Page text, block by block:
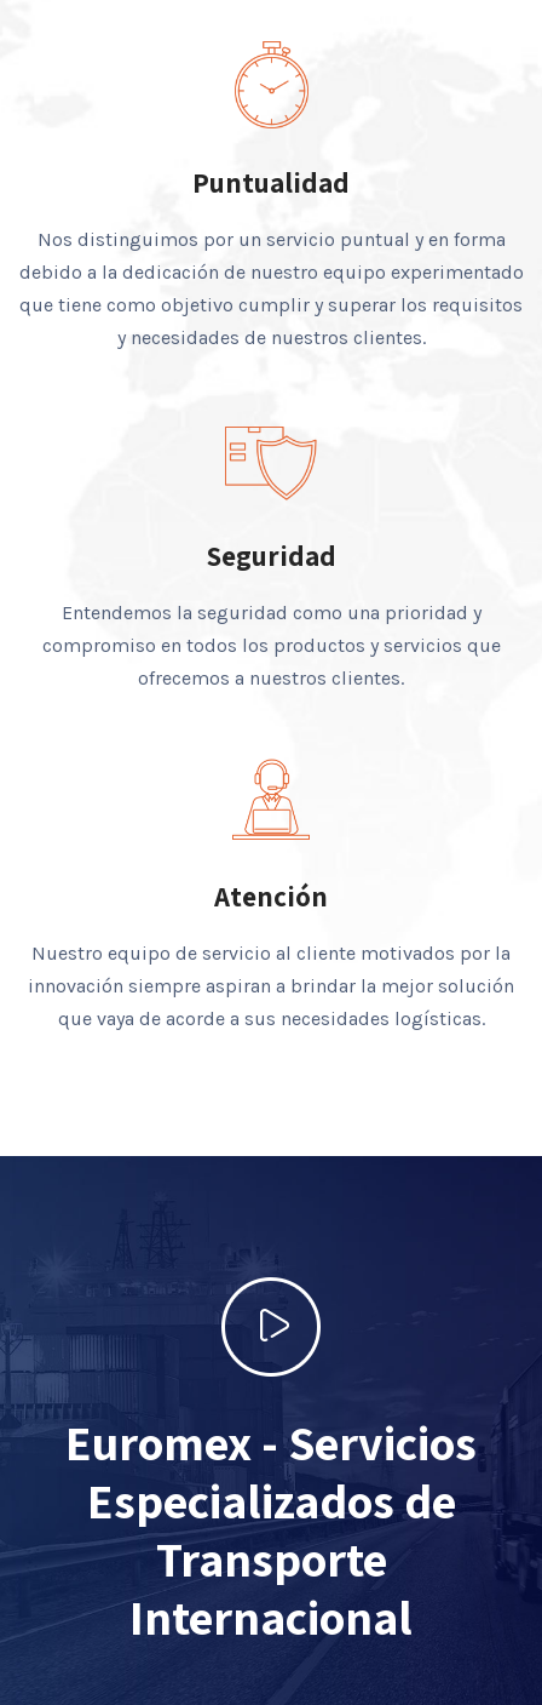
Puntualidad
Nos distinguimos por un servicio puntual y en forma
debido a la dedicación de nuestro equipo experimentado
que tiene como objetivo cumplir y superar los requisitos
y necesidades de nuestros clientes.
Seguridad
Entendemos la seguridad como una prioridad y
compromiso en todos los productos y servicios que
ofrecemos a nuestros clientes.
Atención
Nuestro equipo de servicio al cliente motivados por la
innovación siempre aspiran a brindar la mejor solución
que vaya de acorde a sus necesidades logísticas.
Euromex - Servicios
Especializados de
Transporte
Internacional